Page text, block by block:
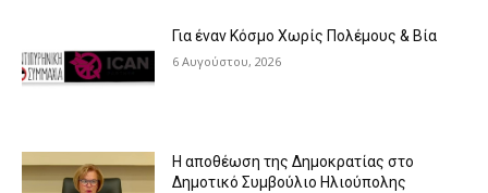
Για έναν Κόσμο Χωρίς Πολέμους & Βία
6 Αυγούστου, 2026
Η αποθέωση της Δημοκρατίας στο
Δημοτικό Συμβούλιο Ηλιούπολης